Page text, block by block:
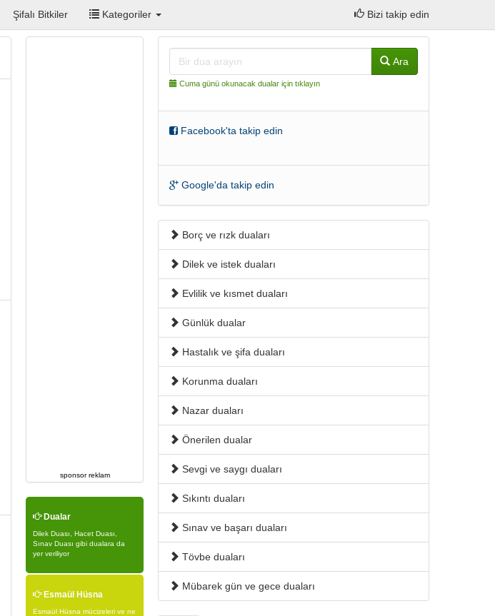
Şifalı Bitkiler Kategoriler Bizi takip edin
sponsor reklam
Dualar
Dilek Duası, Hacet Duası,
Sınav Duası gibi dualara da
yer veriliyor
Esmaül Hüsna
Esmaül Hüsna mücizeleri ve ne
Ara
Cuma günü okunacak dualar için tıklayın
Facebook'ta takip edin
Google'da takip edin
Borç ve rızk duaları
Dilek ve istek duaları
Evlilik ve kısmet duaları
Günlük dualar
Hastalık ve şifa duaları
Korunma duaları
Nazar duaları
Önerilen dualar
Sevgi ve saygı duaları
Sıkıntı duaları
Sınav ve başarı duaları
Tövbe duaları
Mübarek gün ve gece duaları